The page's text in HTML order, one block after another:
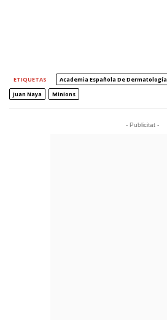
ETIQUETAS Academia Española De Dermatología
Juan Naya
Minions
- Publicitat -